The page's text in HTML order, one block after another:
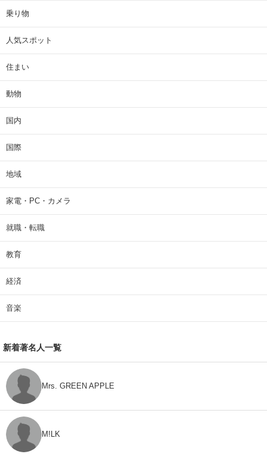
乗り物
人気スポット
住まい
動物
国内
国際
地域
家電・PC・カメラ
就職・転職
教育
経済
音楽
新着著名人一覧
Mrs. GREEN APPLE
M!LK